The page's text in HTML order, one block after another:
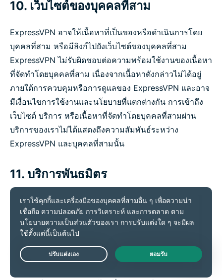
10. เว็บไซต์ของบุคคลที่สาม
ExpressVPN อาจให้เนื้อหาที่เป็นของหรือดำเนินการโดย
บุคคลที่สาม หรือมีลิงก์ไปยังเว็บไซต์ของบุคคลที่สาม
ExpressVPN ไม่รับผิดชอบต่อความพร้อมใช้งานของเนื้อหา
ที่จัดทำโดยบุคคลที่สาม เนื่องจากเนื้อหาดังกล่าวไม่ได้อยู่
ภายใต้การควบคุมหรือการดูแลของ ExpressVPN และอาจ
มีเงื่อนไขการใช้งานและนโยบายที่แตกต่างกัน การเข้าถึง
เว็บไซต์ บริการ หรือเนื้อหาที่จัดทำโดยบุคคลที่สามผ่าน
บริการของเราไม่ได้แสดงถึงความสัมพันธ์ระหว่าง
ExpressVPN และบุคคลที่สามนั้น
11. บริการพันธมิตร
ExpressVPN อาจให้การเข้าถึงหรือข้อเสนอส่งเสริมการ
ขายสำหรับบริการพันธมิตร, แอปพลิเคชัน, หรือเว็บไซต์
บริการพันธมิตร ") เป็นผลประโยชน์เพิ่มเติมจากบริการของ
eSIM ผ่าน holiday.com) บริการพันธมิตรไม่ได้ถูกผสาน
Live Chat